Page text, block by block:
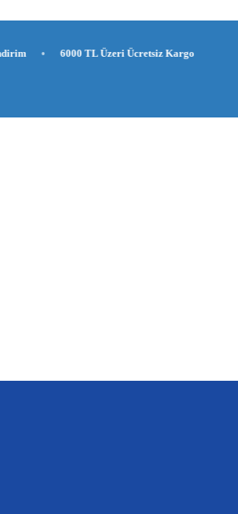
TL Üzeri Ücretsiz Kargo